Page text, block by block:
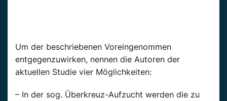
Um der beschriebenen Voreingenommen
entgegenzuwirken, nennen die Autoren der
aktuellen Studie vier Möglichkeiten:
– In der sog. Überkreuz-Aufzucht werden die zu